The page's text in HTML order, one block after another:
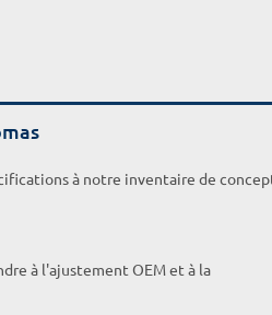
à notre inventaire de
à l'ajustement OEM et à la